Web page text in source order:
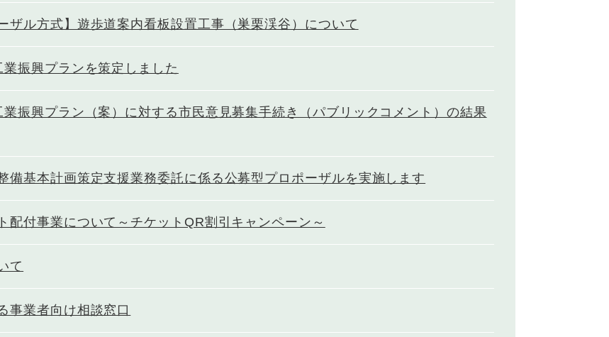
ザル方式】遊歩道案内看板設置工事（巣栗渓谷）について
振興プランを策定しました
振興プラン（案）に対する市民意見募集手続き（パブリックコメント）の結果
備基本計画策定支援業務委託に係る公募型プロポーザルを実施します
配付事業について～チケットQR割引キャンペーン～
て
事業者向け相談窓口